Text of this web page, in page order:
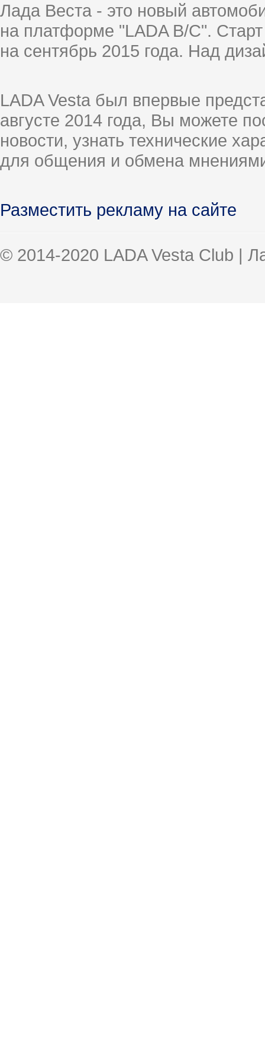
Лада Веста - это новый
на платформе "LADA B/C".
на сентябрь 2015 года. Над
LADA Vesta был впервые
августе 2014 года, Вы можете
новости, узнать технические
для общения и обмена
Разместить рекламу на сайте
© 2014-2020 LADA Vesta Club |